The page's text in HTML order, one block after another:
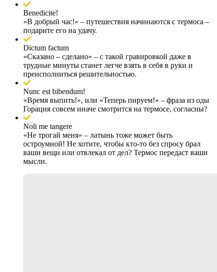
Benedicite!
«В добрый час!» – путешествия начинаются с термоса –
подарите его на удачу.
Dictum factum
«Сказано – сделано» – с такой гравировкой даже в
трудные минуты станет легче взять в себя в руки и
преисполниться решительностью.
Nunc est bibendum!
«Время выпить!», или «Теперь пируем!» – фраза из оды
Горация совсем иначе смотрится на термосе, согласны?
Noli me tangere
«Не трогай меня» – латынь тоже может быть
остроумной! Не хотите, чтобы кто-то без спросу брал
ваши вещи или отвлекал от дел? Термос передаст ваши
мысли.